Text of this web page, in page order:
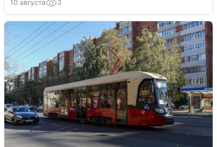
10 августа 3